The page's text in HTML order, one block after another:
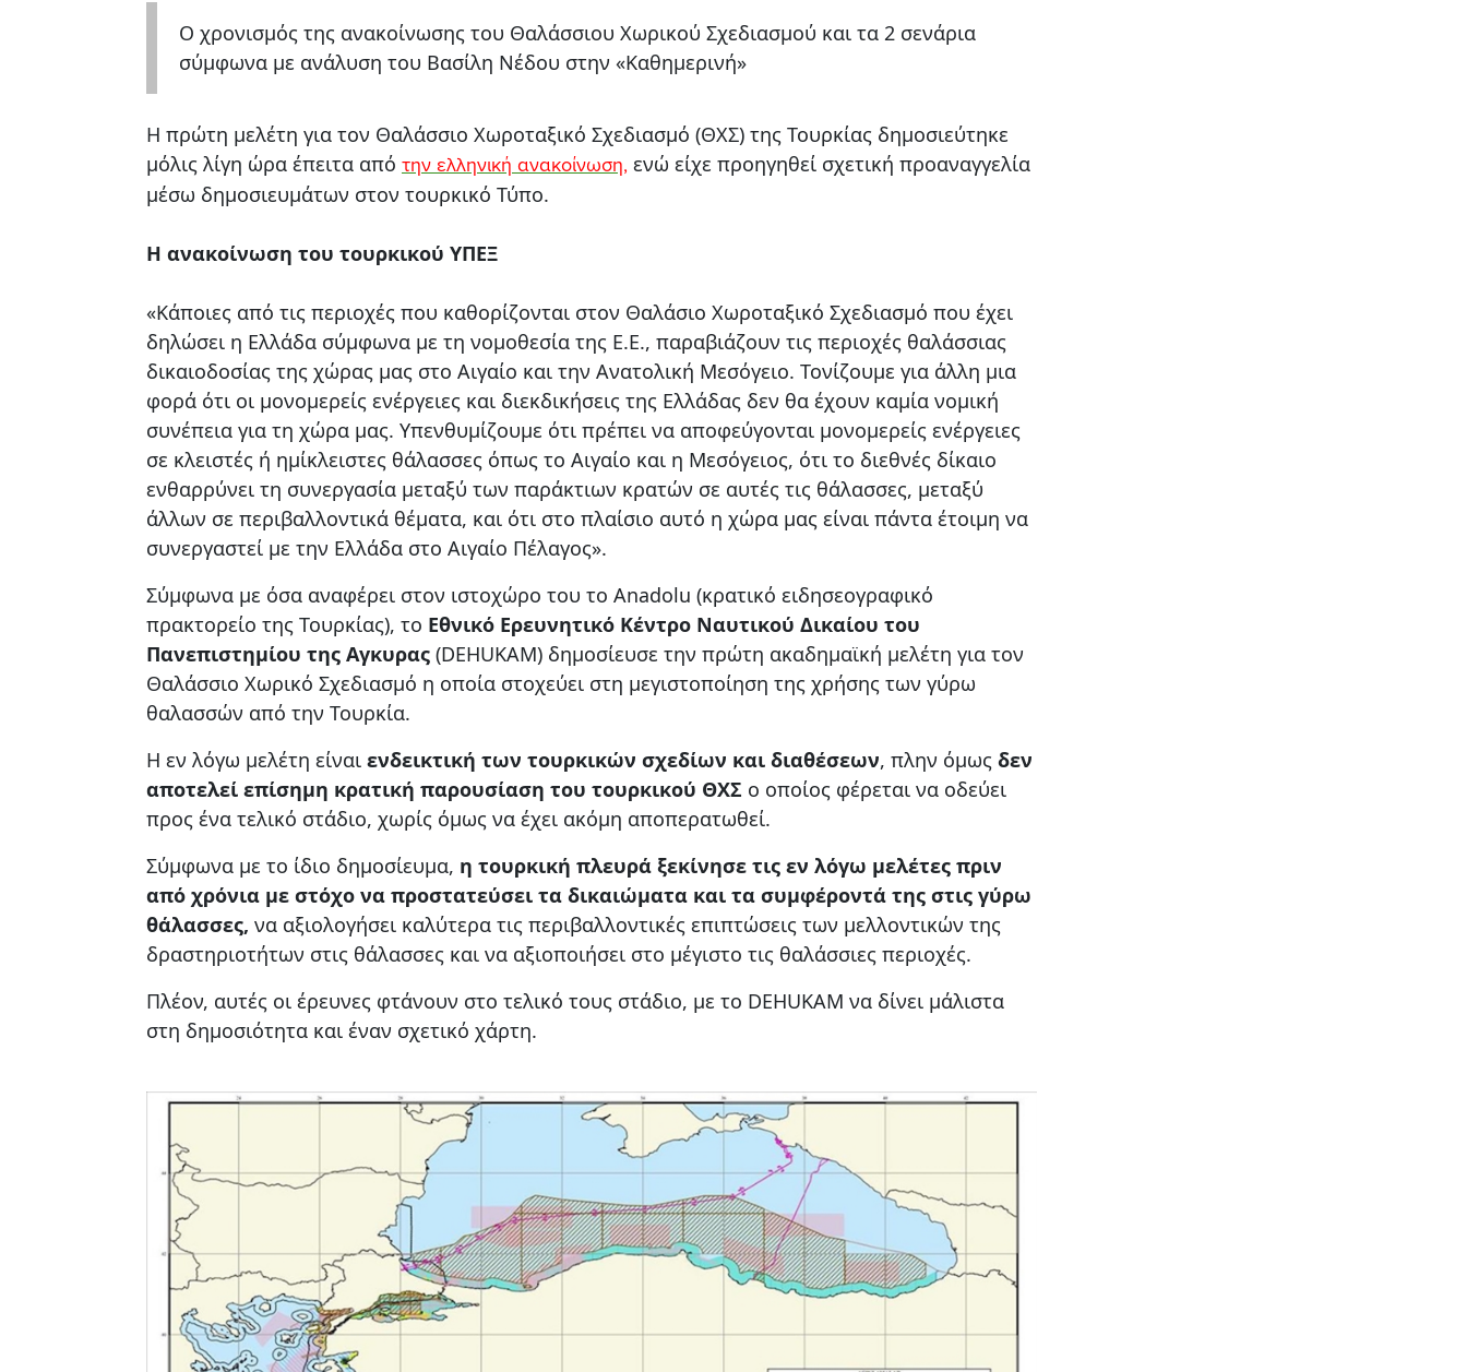
Ο χρονισμός της ανακοίνωσης του Θαλάσσιου Χωρικού Σχεδιασμού και τα 2 σενάρια
σύμφωνα με ανάλυση του Βασίλη Νέδου στην «Καθημερινή»
Η πρώτη μελέτη για τον Θαλάσσιο Χωροταξικό Σχεδιασμό (ΘΧΣ) της Τουρκίας δημοσιεύτηκε
μόλις λίγη ώρα έπειτα από την ελληνική ανακοίνωση, ενώ είχε προηγηθεί σχετική προαναγγελία
μέσω δημοσιευμάτων στον τουρκικό Τύπο.
Η ανακοίνωση του τουρκικού ΥΠΕΞ
«Kάποιες από τις περιοχές που καθορίζονται στον Θαλάσιο Χωροταξικό Σχεδιασμό που έχει
δηλώσει η Ελλάδα σύμφωνα με τη νομοθεσία της Ε.Ε., παραβιάζουν τις περιοχές θαλάσσιας
δικαιοδοσίας της χώρας μας στο Αιγαίο και την Ανατολική Μεσόγειο. Τονίζουμε για άλλη μια
φορά ότι οι μονομερείς ενέργειες και διεκδικήσεις της Ελλάδας δεν θα έχουν καμία νομική
συνέπεια για τη χώρα μας. Υπενθυμίζουμε ότι πρέπει να αποφεύγονται μονομερείς ενέργειες
σε κλειστές ή ημίκλειστες θάλασσες όπως το Αιγαίο και η Μεσόγειος, ότι το διεθνές δίκαιο
ενθαρρύνει τη συνεργασία μεταξύ των παράκτιων κρατών σε αυτές τις θάλασσες, μεταξύ
άλλων σε περιβαλλοντικά θέματα, και ότι στο πλαίσιο αυτό η χώρα μας είναι πάντα έτοιμη να
συνεργαστεί με την Ελλάδα στο Αιγαίο Πέλαγος».
Σύμφωνα με όσα αναφέρει στον ιστοχώρο του το Anadolu (κρατικό ειδησεογραφικό
πρακτορείο της Τουρκίας), το Εθνικό Ερευνητικό Κέντρο Ναυτικού Δικαίου του
Πανεπιστημίου της Αγκυρας (DEHUKAM) δημοσίευσε την πρώτη ακαδημαϊκή μελέτη για τον
Θαλάσσιο Χωρικό Σχεδιασμό η οποία στοχεύει στη μεγιστοποίηση της χρήσης των γύρω
θαλασσών από την Τουρκία.
Η εν λόγω μελέτη είναι ενδεικτική των τουρκικών σχεδίων και διαθέσεων, πλην όμως δεν
αποτελεί επίσημη κρατική παρουσίαση του τουρκικού ΘΧΣ ο οποίος φέρεται να οδεύει
προς ένα τελικό στάδιο, χωρίς όμως να έχει ακόμη αποπερατωθεί.
Σύμφωνα με το ίδιο δημοσίευμα, η τουρκική πλευρά ξεκίνησε τις εν λόγω μελέτες πριν
από χρόνια με στόχο να προστατεύσει τα δικαιώματα και τα συμφέροντά της στις γύρω
θάλασσες, να αξιολογήσει καλύτερα τις περιβαλλοντικές επιπτώσεις των μελλοντικών της
δραστηριοτήτων στις θάλασσες και να αξιοποιήσει στο μέγιστο τις θαλάσσιες περιοχές.
Πλέον, αυτές οι έρευνες φτάνουν στο τελικό τους στάδιο, με το DEHUKAM να δίνει μάλιστα
στη δημοσιότητα και έναν σχετικό χάρτη.